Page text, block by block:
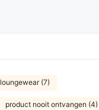
loungewear (7)
product nooit ontvangen (4)